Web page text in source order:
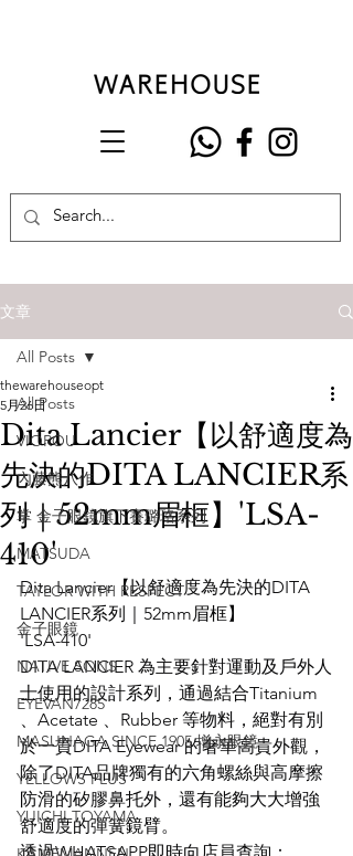
文章
All Posts
VIOROU
內藤熊八作
掌 金子眼鏡旗下賽璐珞系列
MATSUDA
TAYLOR WITH RESPECT
金子眼鏡
NATIVE SONS
EYEVAN7285
MASUNAGA SINCE 1905 增永眼鏡
YELLOWS PLUS
YUICHI TOYAMA
All Posts
Dita Lancier【以舒適度為
先決的DITA LANCIER系
列｜52mm眉框】'LSA-
410'
thewarehouseopt
5月26日
Dita Lancier【以舒適度為先決的DITA
LANCIER系列｜52mm眉框】
'LSA-410'
DITA LANCIER 為主要針對運動及戶外人
士使用的設計系列，通過結合Titanium
、Acetate 、Rubber 等物料，絕對有別
於一貫DITA Eyewear 的奢華高貴外觀，
除了DITA品牌獨有的六角螺絲與高摩擦
防滑的矽膠鼻托外，還有能夠大大增強
舒適度的彈簧鏡臂。